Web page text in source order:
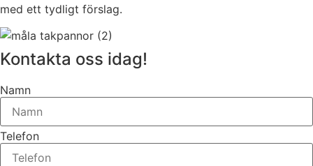
med ett tydligt förslag.
Kontakta oss idag!
Namn
Telefon